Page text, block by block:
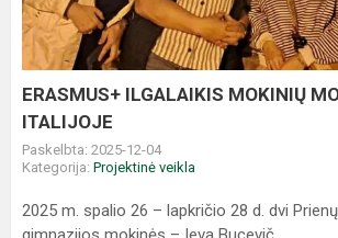
ITALIJOJE
ERASMUS+ ILGALAIKIS MOKINIŲ
ITALIJOJE
Paskelbta: 2025-12-04
Kategorija: Projektinė veikla
2025 m. spalio 26 – lapkričio 28 d. dvi Prienų